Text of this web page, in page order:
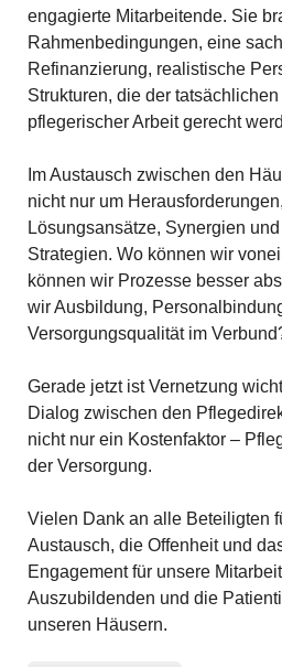
engagierte Mitarbeitende. Sie
Rahmenbedingungen, eine
Refinanzierung, realistische
Strukturen, die der
pflegerischer Arbeit gerecht
Im Austausch zwischen den
nicht nur um
Lösungsansätze, Synergien
Strategien. Wo können wir
können wir Prozesse besser
wir Ausbildung,
Versorgungsqualität im
Gerade jetzt ist Vernetzung
Dialog zwischen den
nicht nur ein Kostenfaktor –
der Versorgung.
Vielen Dank an alle Beteiligten
Austausch, die Offenheit und
Engagement für unsere
Auszubildenden und die
unseren Häusern.